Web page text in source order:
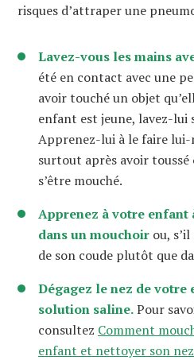
risques d’attraper une
Lavez-vous les mains
été en contact avec une
avoir touché un objet
enfant est jeune, lavez-lui
Apprenez-lui à le faire lui-
surtout après avoir toussé
s’être mouché.
Apprenez à votre enfant
dans un mouchoir ou,
de son coude plutôt que
Dégagez le nez de votre
solution saline.Pour
consultez Comment
enfant et nettoyer son